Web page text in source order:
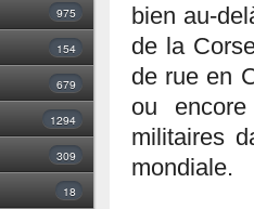
975
154
679
1294
309
18
bien au-
de la
de rue en
ou
militaires
mondiale.